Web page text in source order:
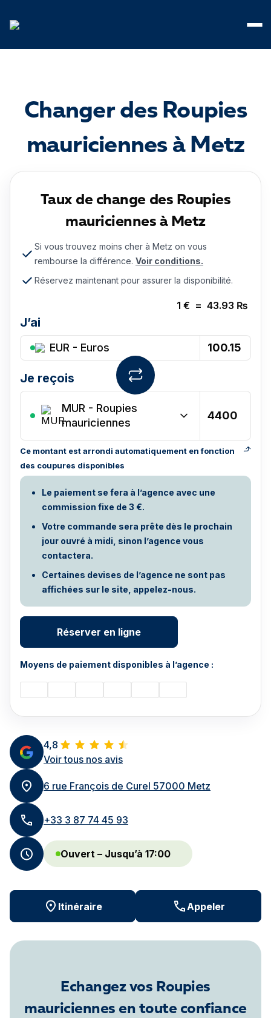
Changer des Roupies
mauriciennes à Metz
4,8
Voir tous nos avis
6 rue François de Curel 57000 Metz
+33 3 87 74 45 93
Ouvert – Jusqu’à 17:00
Itinéraire Appeler
Taux de change des Roupies
mauriciennes à Metz
Si vous trouvez moins cher à Metz on vous
rembourse la différence. Voir conditions.
Réservez maintenant pour assurer la disponibilité.
1 € = 43.93 ₨
J’ai
EUR - Euros
Je reçois
MUR - Roupies
mauriciennes
Ce montant est arrondi automatiquement en fonction
des coupures disponibles
Le paiement se fera à l’agence avec une
commission fixe de 3 €.
Votre commande sera prête dès le prochain
jour ouvré à midi, sinon l’agence vous
contactera.
Certaines devises de l’agence ne sont pas
affichées sur le site, appelez-nous.
Réserver en ligne
Moyens de paiement disponibles à l’agence :
Echangez vos Roupies
mauriciennes en toute confiance